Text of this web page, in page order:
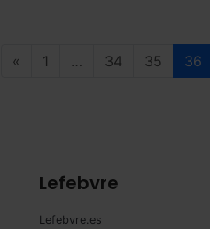
« 1 … 34 35 36
Lefebvre
Lefebvre.es